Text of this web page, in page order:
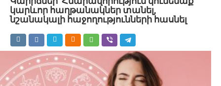
կարևոր հաղթանակներ տանել,
նշանակալի հաջողությունների հասնել